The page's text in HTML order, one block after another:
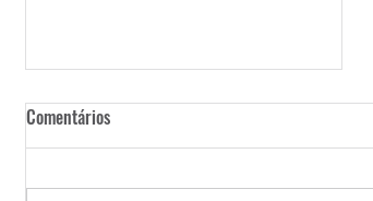
Comentários